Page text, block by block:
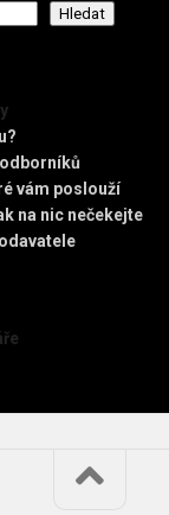
Hledat
vám poslouží
na nic nečekejte